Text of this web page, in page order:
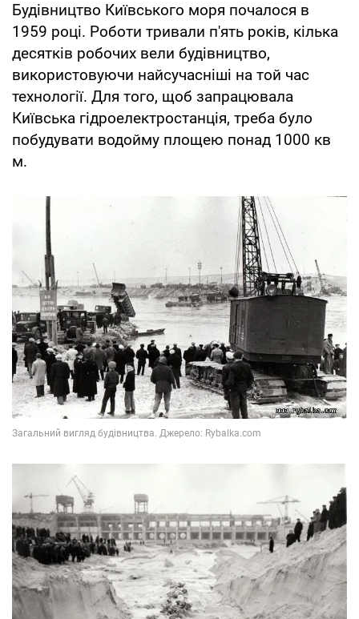
Будівництво Київського моря почалося в
1959 році. Роботи тривали п'ять років, кілька
десятків робочих вели будівництво,
використовуючи найсучасніші на той час
технології. Для того, щоб запрацювала
Київська гідроелектростанція, треба було
побудувати водойму площею понад 1000 кв
м.